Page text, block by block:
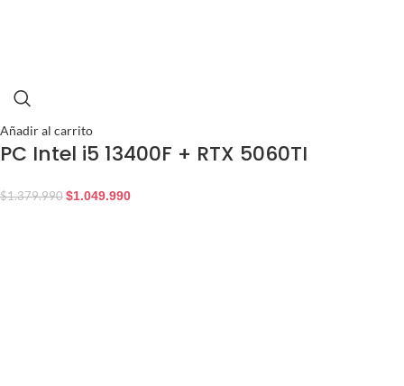
Añadir al carrito
PC Intel i5 13400F + RTX 5060TI
$1.379.990 $1.049.990